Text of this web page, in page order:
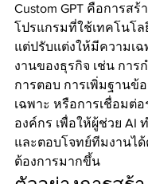
Custom GPT คือการสร้
โปรแกรมที่ใช้เทคโนโล
แต่ปรับแต่งให้มีความเฉ
งานของธุรกิจ เช่น กา
การตอบ การเพิ่มฐานข้
เฉพาะ หรือการเชื่อมต่
องค์กร เพื่อให้ผู้ช่วย AI
และตอบโจทย์ทีมงานไ
ต้องการมากขึ้น